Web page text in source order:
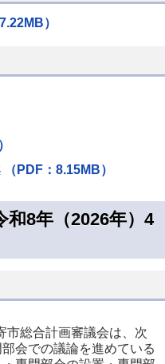
）
PDF：8.15MB）
和8年（2026年）4
市総合計画審議会は、次
会での議論を進めている